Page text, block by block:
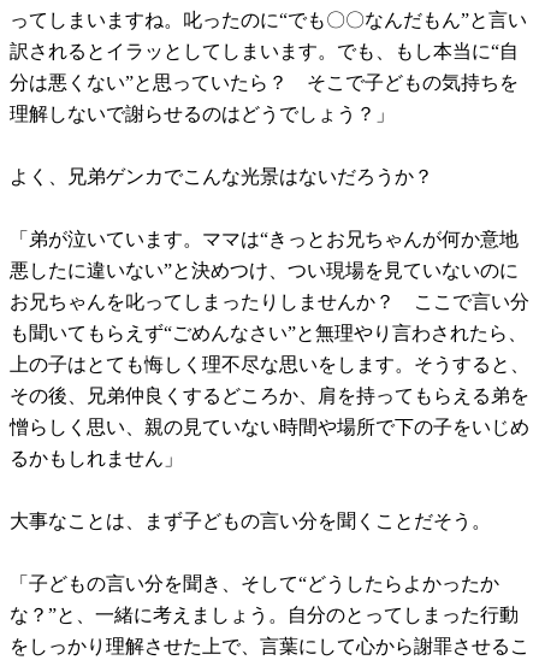
ってしまいますね。叱ったのに“でも〇〇なんだもん”と言い
訳されるとイラッとしてしまいます。でも、もし本当に“自
分は悪くない”と思っていたら？ そこで子どもの気持ちを
理解しないで謝らせるのはどうでしょう？」
よく、兄弟ゲンカでこんな光景はないだろうか？
「弟が泣いています。ママは“きっとお兄ちゃんが何か意地
悪したに違いない”と決めつけ、つい現場を見ていないのに
お兄ちゃんを叱ってしまったりしませんか？ ここで言い分
も聞いてもらえず“ごめんなさい”と無理やり言わされたら、
上の子はとても悔しく理不尽な思いをします。そうすると、
その後、兄弟仲良くするどころか、肩を持ってもらえる弟を
憎らしく思い、親の見ていない時間や場所で下の子をいじめ
るかもしれません」
大事なことは、まず子どもの言い分を聞くことだそう。
「子どもの言い分を聞き、そして“どうしたらよかったか
な？”と、一緒に考えましょう。自分のとってしまった行動
をしっかり理解させた上で、言葉にして心から謝罪させるこ